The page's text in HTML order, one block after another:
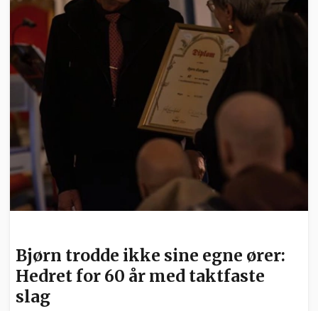
Bjørn trodde ikke sine egne ører:
Hedret for 60 år med taktfaste
slag